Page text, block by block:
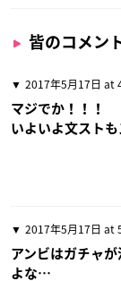
皆のコメン
2017年5月17日 at
マジでか！！！
いよいよ文スト
2017年5月17日 at
アンビはガチャ
よな…